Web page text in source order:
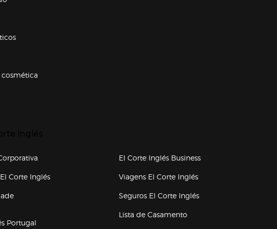
Corte Inglés(abre en nueva ventana)
Portugal
El Corte Inglés Business
Viagens El Corte Inglés(abre en nueva ventana)
Seguros El Corte Inglés(abre en nueva ventana)
Lista de Casamento